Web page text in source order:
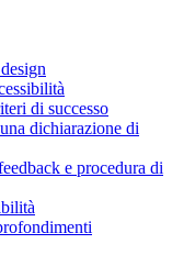
di successo
dichiarazione di
e procedura di